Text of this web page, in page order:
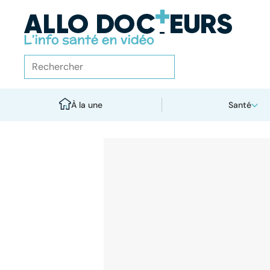
À la une Santé